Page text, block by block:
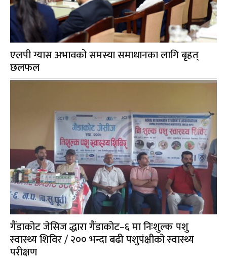
एलपी ग्यास अभावको समस्या समाधानका लागि बृहत्
छलफल
गैंडाकोट जेसिज द्धारा गैंडाकोट–६ मा निःशुल्क पशु
स्वास्थ्य शिविर / २०० भन्दा बढी पशुपंक्षीको स्वास्थ्य
परीक्षण